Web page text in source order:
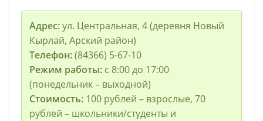
Адрес:ул. Центральная, 4 (деревня Новый
Кырлай, Арский район)
Телефон:(84366) 5-67-10
Режим работы:с 8:00 до 17:00
(понедельник – выходной)
Стоимость: 100 рублей – взрослые, 70
рублей – школьники/студенты и